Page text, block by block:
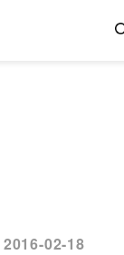
2016-02-18